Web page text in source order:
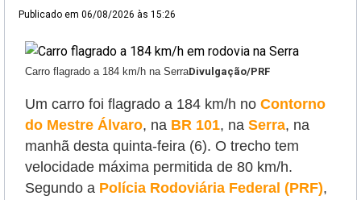
Publicado em 06/08/2026 às 15:26
Carro flagrado a 184 km/h na SerraDivulgação/PRF
Um carro foi flagrado a 184 km/h no Contorno
do Mestre Álvaro, na BR 101, na Serra, na
manhã desta quinta-feira (6). O trecho tem
velocidade máxima permitida de 80 km/h.
Segundo a Polícia Rodoviária Federal (PRF),